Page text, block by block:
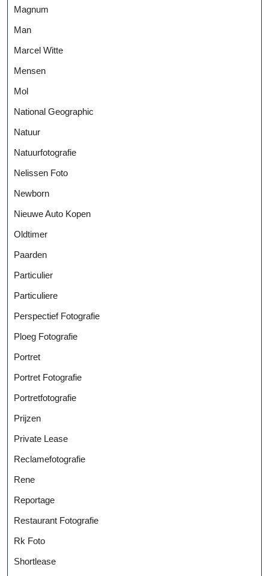
Magnum
Man
Marcel Witte
Mensen
Mol
National Geographic
Natuur
Natuurfotografie
Nelissen Foto
Newborn
Nieuwe Auto Kopen
Oldtimer
Paarden
Particulier
Particuliere
Perspectief Fotografie
Ploeg Fotografie
Portret
Portret Fotografie
Portretfotografie
Prijzen
Private Lease
Reclamefotografie
Rene
Reportage
Restaurant Fotografie
Rk Foto
Shortlease